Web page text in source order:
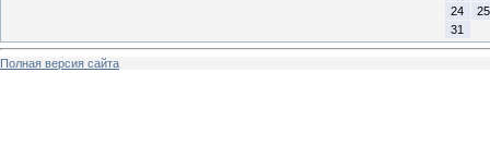
24
25
31
Полная версия сайта